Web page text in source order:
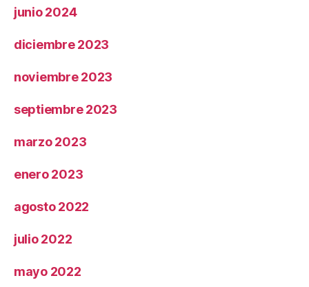
junio 2024
diciembre 2023
noviembre 2023
septiembre 2023
marzo 2023
enero 2023
agosto 2022
julio 2022
mayo 2022